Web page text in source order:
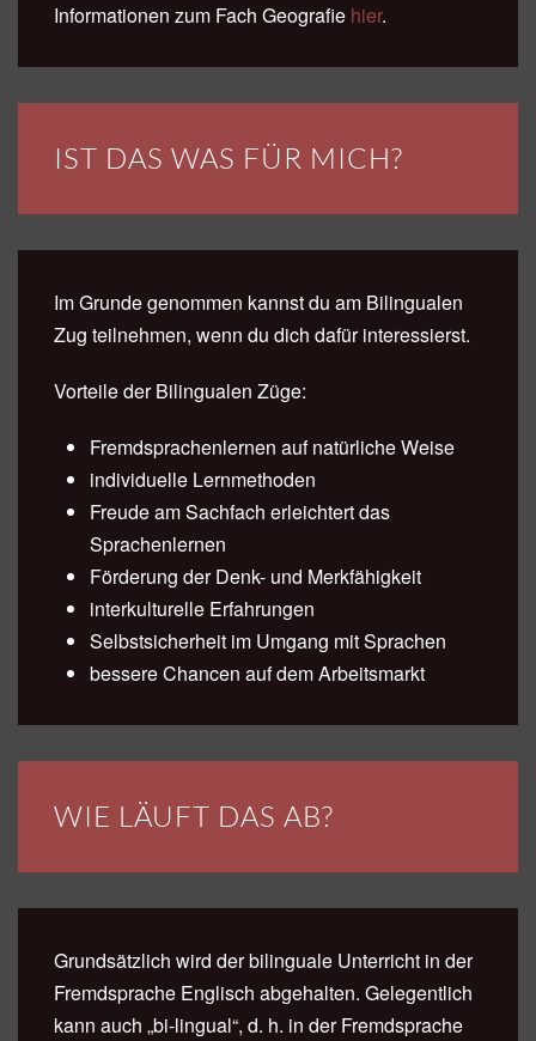
Informationen zum Fach Geografie hier.
IST DAS WAS FÜR MICH?
Im Grunde genommen kannst du am Bilingualen
Zug teilnehmen, wenn du dich dafür interessierst.
Vorteile der Bilingualen Züge:
Fremdsprachenlernen auf natürliche Weise
individuelle Lernmethoden
Freude am Sachfach erleichtert das
Sprachenlernen
Förderung der Denk- und Merkfähigkeit
interkulturelle Erfahrungen
Selbstsicherheit im Umgang mit Sprachen
bessere Chancen auf dem Arbeitsmarkt
WIE LÄUFT DAS AB?
Grundsätzlich wird der bilinguale Unterricht in der
Fremdsprache Englisch abgehalten. Gelegentlich
kann auch „bi-lingual“, d. h. in der Fremdsprache